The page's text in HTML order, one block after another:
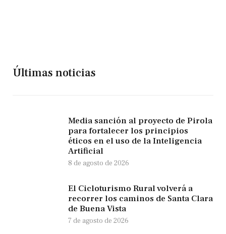
Últimas noticias
Media sanción al proyecto de Pirola
para fortalecer los principios
éticos en el uso de la Inteligencia
Artificial
8 de agosto de 2026
El Cicloturismo Rural volverá a
recorrer los caminos de Santa Clara
de Buena Vista
7 de agosto de 2026